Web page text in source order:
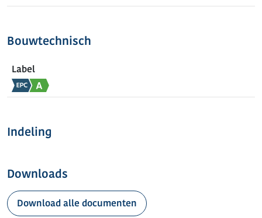
Bouwtechnisch
Label
Indeling
Downloads
Download alle documenten